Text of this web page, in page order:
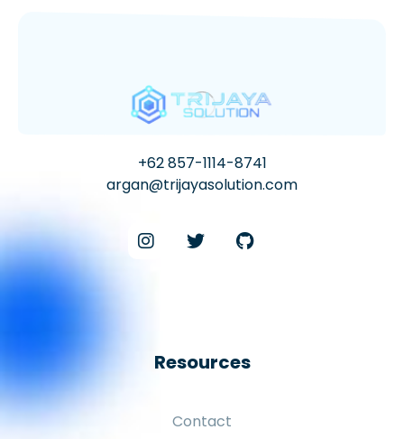
+62 857-1114-8741
argan@trijayasolution.com
Resources
Contact